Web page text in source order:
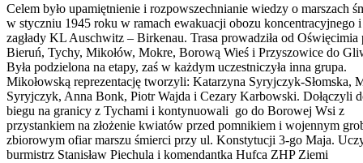
Celem było upamiętnienie i rozpowszechnianie wiedzy o marszach
w styczniu 1945 roku w ramach ewakuacji obozu koncentracyjnego i
zagłady KL Auschwitz – Birkenau. Trasa prowadziła od Oświęcimia
Bieruń, Tychy, Mikołów, Mokre, Borową Wieś i Przyszowice do
Była podzielona na etapy, zaś w każdym uczestniczyła inna grupa.
Mikołowską reprezentację tworzyli: Katarzyna Syryjczyk-Słomska,
Syryjczyk, Anna Bonk, Piotr Wajda i Cezary Karbowski. Dołączyli
biegu na granicy z Tychami i kontynuowali go do Borowej Wsi z
przystankiem na złożenie kwiatów przed pomnikiem i wojennym
zbiorowym ofiar marszu śmierci przy ul. Konstytucji 3-go Maja.
burmistrz Stanisław Piechula i komendantka Hufca ZHP Ziemi